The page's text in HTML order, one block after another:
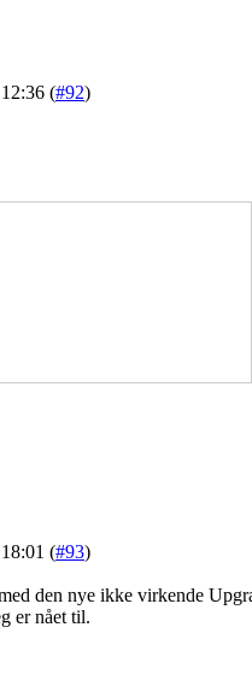
(#92)
(#93)
den nye ikke virkende
er nået til.